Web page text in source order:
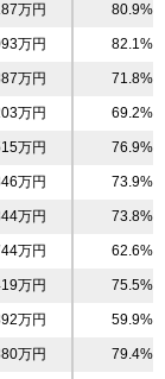
代々木上原駅
万円 79.3%
万円 60.2%
万円 95.0%
万円 66.4%
万円 62.9%
万円 67.1%
万円 75.0%
万円 66.9%
万円 64.5%
万円 130.3%
万円 72.6%
万円 80.9%
万円 82.1%
万円 71.8%
万円 69.2%
万円 76.9%
万円 73.9%
万円 73.8%
万円 62.6%
万円 75.5%
万円 59.9%
万円 79.4%